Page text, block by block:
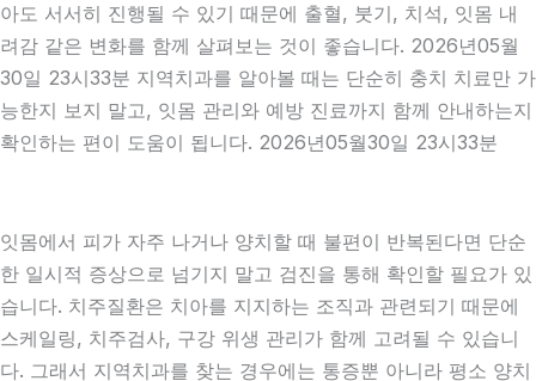
아도 서서히 진행될 수 있기 때문에 출혈, 붓기, 치석, 잇몸 내
려감 같은 변화를 함께 살펴보는 것이 좋습니다. 2026년05월
30일 23시33분 지역치과를 알아볼 때는 단순히 충치 치료만 가
능한지 보지 말고, 잇몸 관리와 예방 진료까지 함께 안내하는지
확인하는 편이 도움이 됩니다. 2026년05월30일 23시33분
잇몸에서 피가 자주 나거나 양치할 때 불편이 반복된다면 단순
한 일시적 증상으로 넘기지 말고 검진을 통해 확인할 필요가 있
습니다. 치주질환은 치아를 지지하는 조직과 관련되기 때문에
스케일링, 치주검사, 구강 위생 관리가 함께 고려될 수 있습니
다. 그래서 지역치과를 찾는 경우에는 통증뿐 아니라 평소 양치